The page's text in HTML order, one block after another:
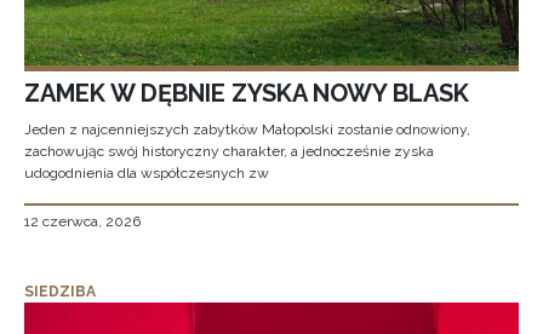
ZAMEK W DĘBNIE ZYSKA NOWY BLASK
Jeden z najcenniejszych zabytków Małopolski zostanie odnowiony,
zachowując swój historyczny charakter, a jednocześnie zyska
udogodnienia dla współczesnych zw
12 czerwca, 2026
SIEDZIBA